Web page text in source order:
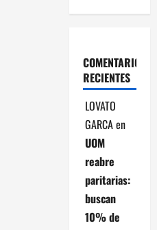
COMENTARIOS
RECIENTES
LOVATO
GARCAen
UOM
reabre
paritarias:
buscan
10% de